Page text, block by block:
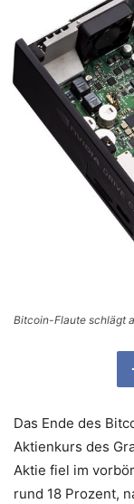
Bitcoin-Flaute schlägt
Das Ende des
Aktienkurs des
Aktie fiel im
rund 18 Prozent,